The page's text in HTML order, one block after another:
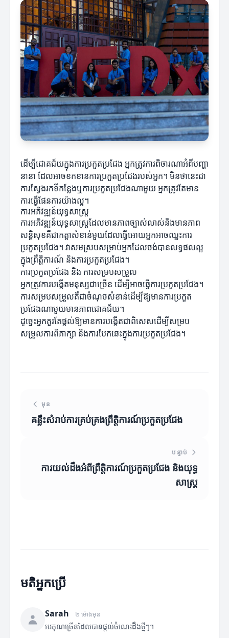
ដើម្បីជោគជ័យក្នុងការប្រកួតប្រជែង អ្នកត្រូវការពិចារណាអំពីបញ្ហា
នានា ដែលអាចខកខានការប្រកួតប្រជែងរបស់អ្នក។ មិនថានេះជា
ការស្វែងរកទីកន្លែងឬការប្រកួតប្រជែងណាមួយ អ្នកត្រូវតែមាន
ការធ្វើផែនការយ៉ាងល្អ។
ការអភិវឌ្ឍន៍យុទ្ធសាស្ត្រ
ការអភិវឌ្ឍន៍យុទ្ធសាស្ត្រដែលមានភាពច្បាស់លាស់និងមានភាព
សន្ដិសុខគឺជាកត្តាសំខាន់មួយដែលធ្វើអោយអ្នកអាចឈ្នះការ
ប្រកួតប្រជែង។ វាសមស្របសម្រាប់អ្នកដែលចង់បានលទ្ធផលល្អ
ក្នុងព្រឹត្តិការណ៍ និងការប្រកួតប្រជែង។
ការប្រកួតប្រជែង និង ការសម្របសម្រួល
អ្នកត្រូវការបង្កើតមនុស្សជាច្រើន ដើម្បីអាចធ្វើការប្រកួតប្រជែង។
ការសម្របសម្រួលគឺជាចំណុចសំខាន់ដើម្បីឱ្យមានការប្រកួត
ប្រជែងណាមួយមានភាពជោគជ័យ។
ដូច្នេះអ្នកគួរតែផ្តល់ឱ្យមានការបង្កើតជាពិសេសដើម្បីសម្រប
សម្រួលការពិភាក្សា និងការបែកឆេះក្នុងការប្រកួតប្រជែង។
មុន
គន្លឹះសំរាប់ការគ្រប់គ្រងព្រឹត្តិការណ៍ប្រកួតប្រជែង
បន្ទាប់
ការយល់ដឹងអំពីព្រឹត្តិការណ៍ប្រកួតប្រជែង និងយុទ្ធ
សាស្ត្រ
មតិអ្នកប្រើ
Sarah ២ ម៉ោងមុន
អរគុណច្រើនដែលបានផ្តល់ចំណេះដឹងថ្មីៗ។